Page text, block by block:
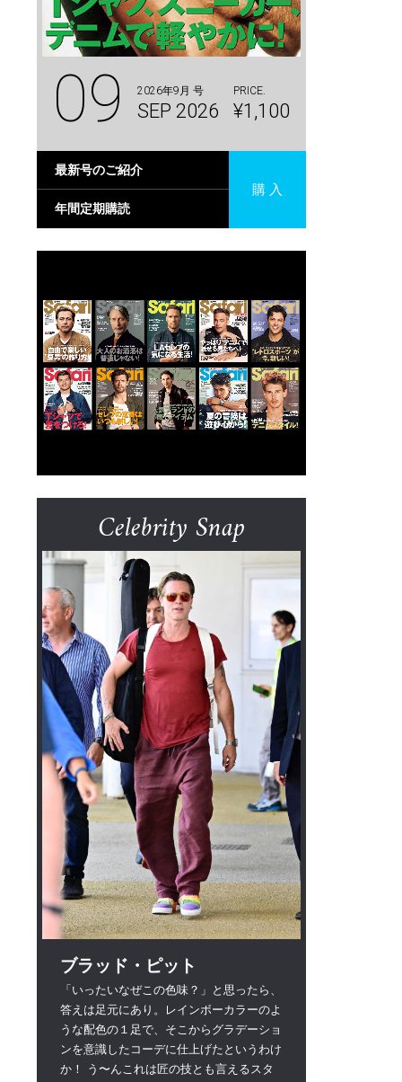
09 2026年9月 号
SEP 2026
PRICE.
¥1,100
最新号のご紹介
年間定期購読
購 入
Celebrity Snap
ブラッド・ピット
「いったいなぜこの色味？」と思ったら、
答えは足元にあり。レインボーカラーのよ
うな配色の１足で、そこからグラデーショ
ンを意識したコーデに仕上げたというわけ
か！ う〜んこれは匠の技とも言えるスタ